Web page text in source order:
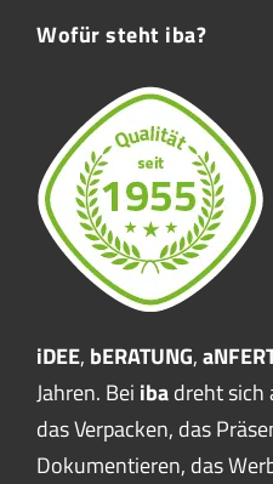
Wofür steht iba?
iDEE, bERATUNG,
Jahren. Bei ibadreht sich
das Verpacken, das
Dokumentieren, das